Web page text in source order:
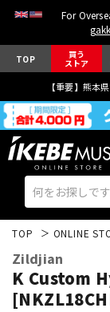
For
TOP 買う
ストア
【重要】熊本
TOP ONLINE
Zildjian
K Custom